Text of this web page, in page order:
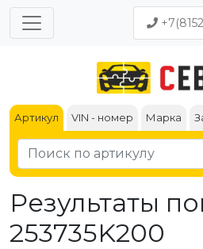
Артикул VIN - номер Марка
Результаты
253735K200